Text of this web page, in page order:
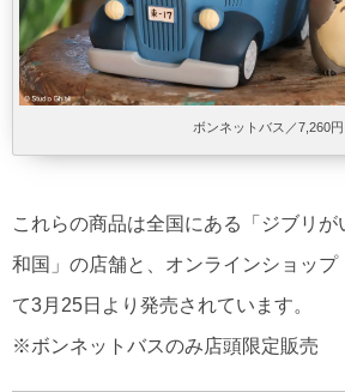
ボンネットバス／7,260円
これらの商品は全国にある「ジブリ
和国」の店舗と、オンラインショップ
て3月25日より発売されています。
※ボンネットバスのみ店頭限定販売